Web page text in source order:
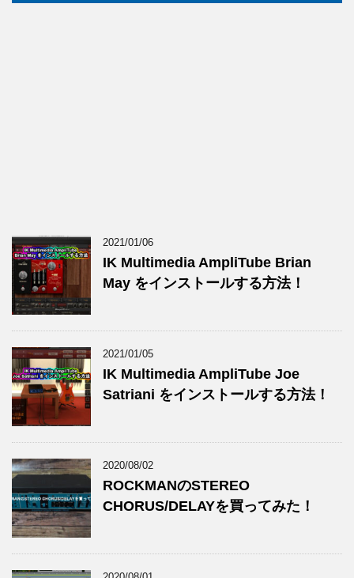
2021/01/06
IK Multimedia AmpliTube Brian
May をインストールする方法！
2021/01/05
IK Multimedia AmpliTube Joe
Satriani をインストールする方法！
2020/08/02
ROCKMANのSTEREO
CHORUS/DELAYを買ってみた！